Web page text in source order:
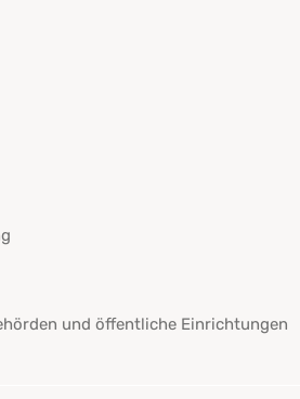
und öffentliche Einrichtungen